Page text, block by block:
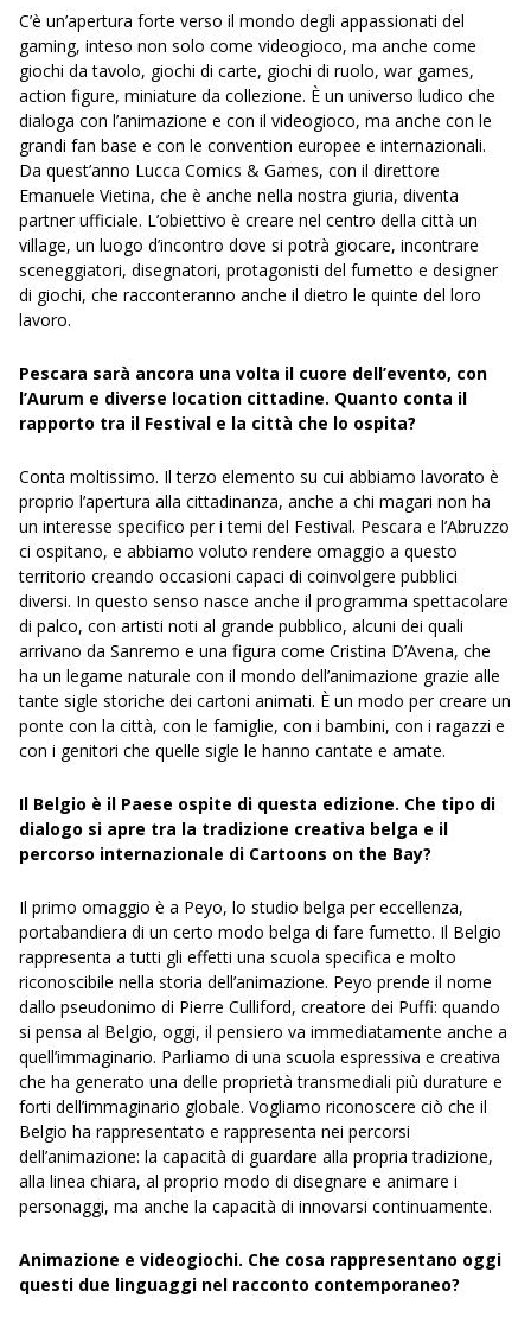
C’è un’apertura forte verso il mondo degli appassionati del
gaming, inteso non solo come videogioco, ma anche come
giochi da tavolo, giochi di carte, giochi di ruolo, war games,
action figure, miniature da collezione. È un universo ludico che
dialoga con l’animazione e con il videogioco, ma anche con le
grandi fan base e con le convention europee e internazionali.
Da quest’anno Lucca Comics & Games, con il direttore
Emanuele Vietina, che è anche nella nostra giuria, diventa
partner ufficiale. L’obiettivo è creare nel centro della città un
village, un luogo d’incontro dove si potrà giocare, incontrare
sceneggiatori, disegnatori, protagonisti del fumetto e designer
di giochi, che racconteranno anche il dietro le quinte del loro
lavoro.
Pescara sarà ancora una volta il cuore dell’evento, con
l’Aurum e diverse location cittadine. Quanto conta il
rapporto tra il Festival e la città che lo ospita?
Conta moltissimo. Il terzo elemento su cui abbiamo lavorato è
proprio l’apertura alla cittadinanza, anche a chi magari non ha
un interesse specifico per i temi del Festival. Pescara e l’Abruzzo
ci ospitano, e abbiamo voluto rendere omaggio a questo
territorio creando occasioni capaci di coinvolgere pubblici
diversi. In questo senso nasce anche il programma spettacolare
di palco, con artisti noti al grande pubblico, alcuni dei quali
arrivano da Sanremo e una figura come Cristina D’Avena, che
ha un legame naturale con il mondo dell’animazione grazie alle
tante sigle storiche dei cartoni animati. È un modo per creare un
ponte con la città, con le famiglie, con i bambini, con i ragazzi e
con i genitori che quelle sigle le hanno cantate e amate.
Il Belgio è il Paese ospite di questa edizione. Che tipo di
dialogo si apre tra la tradizione creativa belga e il
percorso internazionale di Cartoons on the Bay?
Il primo omaggio è a Peyo, lo studio belga per eccellenza,
portabandiera di un certo modo belga di fare fumetto. Il Belgio
rappresenta a tutti gli effetti una scuola specifica e molto
riconoscibile nella storia dell’animazione. Peyo prende il nome
dallo pseudonimo di Pierre Culliford, creatore dei Puffi: quando
si pensa al Belgio, oggi, il pensiero va immediatamente anche a
quell’immaginario. Parliamo di una scuola espressiva e creativa
che ha generato una delle proprietà transmediali più durature e
forti dell’immaginario globale. Vogliamo riconoscere ciò che il
Belgio ha rappresentato e rappresenta nei percorsi
dell’animazione: la capacità di guardare alla propria tradizione,
alla linea chiara, al proprio modo di disegnare e animare i
personaggi, ma anche la capacità di innovarsi continuamente.
Animazione e videogiochi. Che cosa rappresentano oggi
questi due linguaggi nel racconto contemporaneo?